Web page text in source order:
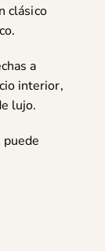
clásico
a
interior,
lujo.
puede